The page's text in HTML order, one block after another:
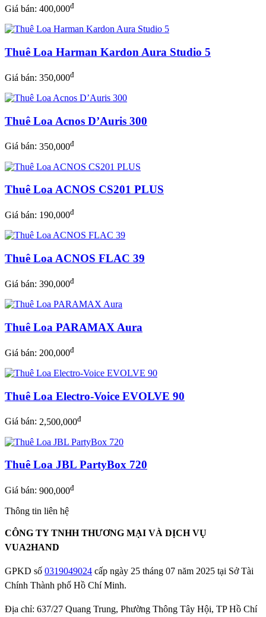
Giá bán: 400,000đ
Thuê Loa Harman Kardon Aura Studio 5
Giá bán: 350,000đ
Thuê Loa Acnos D’Auris 300
Giá bán: 350,000đ
Thuê Loa ACNOS CS201 PLUS
Giá bán: 190,000đ
Thuê Loa ACNOS FLAC 39
Giá bán: 390,000đ
Thuê Loa PARAMAX Aura
Giá bán: 200,000đ
Thuê Loa Electro-Voice EVOLVE 90
Giá bán: 2,500,000đ
Thuê Loa JBL PartyBox 720
Giá bán: 900,000đ
Thông tin liên hệ
CÔNG TY TNHH THƯƠNG MẠI VÀ DỊCH VỤ
VUA2HAND
GPKD số 0319049024 cấp ngày 25 tháng 07 năm 2025 tại Sở Tài
Chính Thành phố Hồ Chí Minh.
Địa chỉ: 637/27 Quang Trung, Phường Thông Tây Hội, TP Hồ Chí